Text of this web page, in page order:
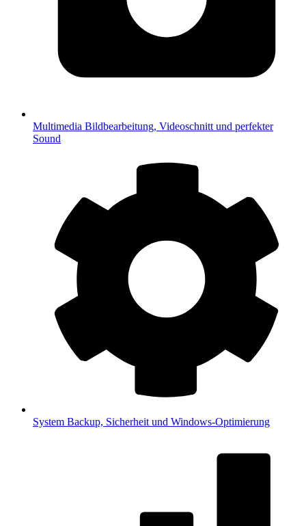
Multimedia Bildbearbeitung, Videoschnitt und perfekter
Sound
System Backup, Sicherheit und Windows-Optimierung